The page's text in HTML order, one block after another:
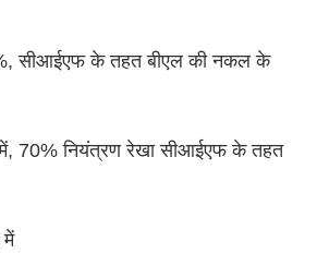
सीआईएफ के तहत बीएल की नकल के
में, 70% नियंत्रण रेखा सीआईएफ के तहत